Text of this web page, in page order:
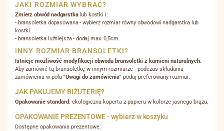
JAKI ROZMIAR WYBRAĆ?
Zmierz obwód nadgarstkalub kostki i:
- bransoletka dopasowana - wybierz rozmiar równy obwodowi nadgarstka lub
kostki.
- bransoletka luźniejsza - dodaj max. 0,5cm.
INNY ROZMIAR BRANSOLETKI?
Istnieje możliwość modyfikacji obwodu bransoletki z kamieni naturalnych.
Aby zamówić tą bransoletkę w innym rozmiarze - podczas składania
zamówienia w polu "Uwagi do zamówienia" podaj preferowany rozmiar.
JAK PAKUJEMY BIŻUTERIĘ?
Opakowanie standard: ekologiczna koperta z papieru w kolorze jasnego brązu.
OPAKOWANIE PREZENTOWE - wybierz w koszyku
Dostępne opakowania prezentowe: